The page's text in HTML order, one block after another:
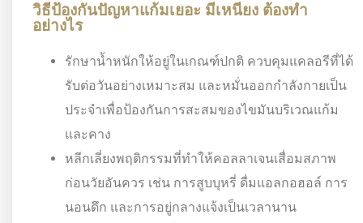
วิธีป้องกันปัญหาแก้มเยอะ มีเหนียง ต้องทำ
อย่างไร
รักษาน้ำหนักให้อยู่ในเกณฑ์ปกติ ควบคุมแคลอรีที่ได้
รับต่อวันอย่างเหมาะสม และหมั่นออกกำลังกายเป็น
ประจำเพื่อป้องกันการสะสมของไขมันบริเวณแก้ม
และคาง
หลีกเลี่ยงพฤติกรรมที่ทำให้คอลลาเจนเสื่อมสภาพ
ก่อนวัยอันควร เช่น การสูบบุหรี่ ดื่มแอลกอฮอล์ การ
นอนดึก และการอยู่กลางแจ้งเป็นเวลานาน